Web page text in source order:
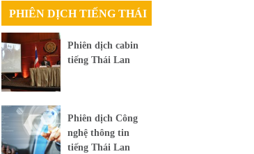
PHIÊN DỊCH TIẾNG THÁI
Phiên dịch cabin
tiếng Thái Lan
Phiên dịch Công
nghệ thông tin
tiếng Thái Lan